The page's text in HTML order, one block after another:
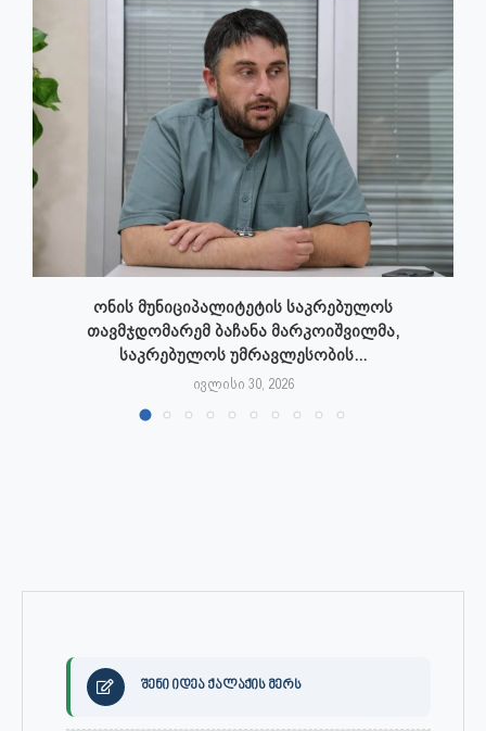
ონის მუნიციპალიტეტის საკრებულოს
თავმჯდომარემ ბაჩანა მარკოიშვილმა,
საკრებულოს უმრავლესობის...
ივლისი 30, 2026
შენი იდეა ქალაქის მერს